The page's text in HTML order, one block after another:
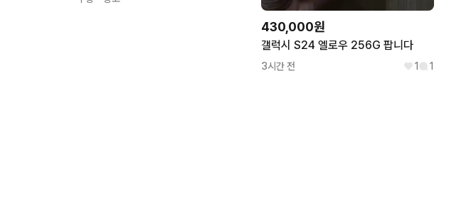
430,000원
갤럭시 S24 엘로우 256G 팝니다
3시간 전 1 1